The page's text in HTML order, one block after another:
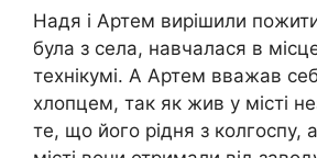
Надя і Артем вирішили
була з села, навчалася в
технікумі. А Артем вважав
хлопцем, так як жив у місті
те, що його рідня з колгоспу,